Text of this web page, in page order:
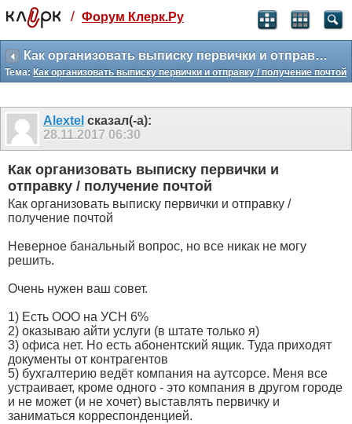
Святые угодники, Клерк без рекламы
прекрасен:)
месяц
3 месяца
259
₽
-10%
499 ₽
-15%
Отмена Оплатить
/ Форум Клерк.Ру
Как организовать выписку первички и отправку / получение почтой
Тема: Как организовать выписку первички и отправку / получение почтой
Alextel сказал(-а):
28.11.2017 06:30
Как организовать выписку первички и
отправку / получение почтой
Как организовать выписку первички и отправку /
получение почтой
Неверное банальный вопрос, но все никак не могу
решить.
Очень нужен ваш совет.
1) Есть ООО на УСН 6%
2) ‎оказываю айти услуги (в штате только я)
3) ‎офиса нет. Но есть абонентский ящик. Туда приходят
документы от контрагентов
5) ‎бухгалтерию ведёт компания на аутсорсе. Меня все
устраивает, кроме одного - это компания в другом городе
и не может (и не хочет) выставлять первичку и
заниматься корреспонденцией.